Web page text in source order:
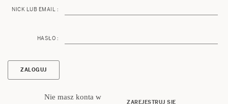
NICK LUB EMAIL :
HASŁO :
Nie masz konta w
ZAREJESTRUJ SIĘ